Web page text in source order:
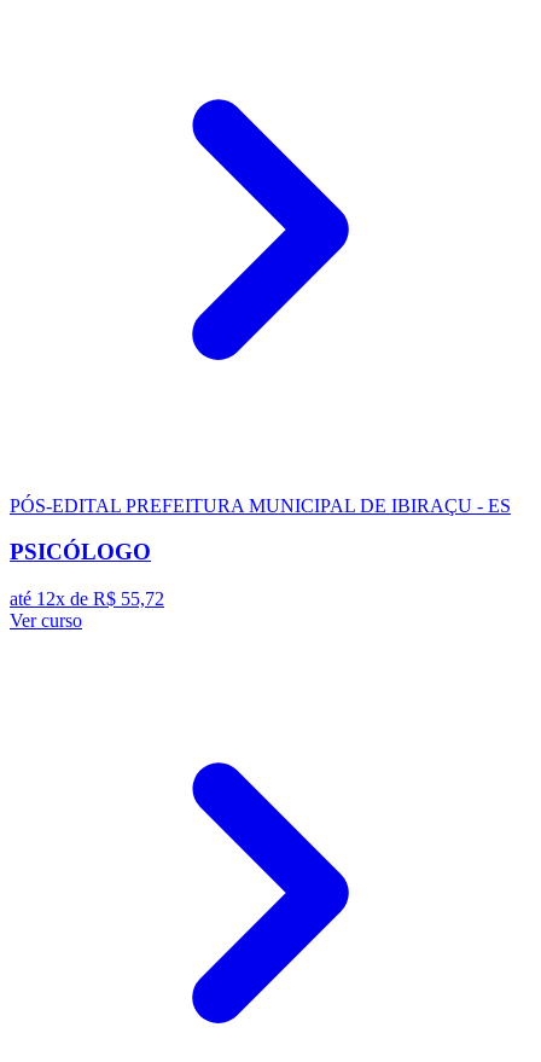
PÓS-EDITAL PREFEITURA MUNICIPAL DE IBIRAÇU - ES
PSICÓLOGO
até 12x de R$ 55,72
Ver curso